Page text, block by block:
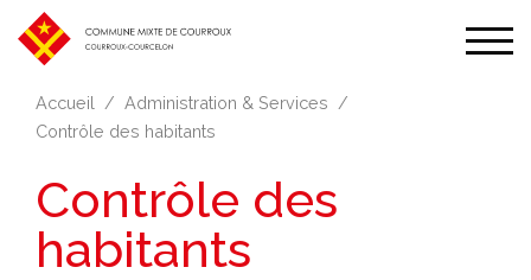
Accueil
Administration & Services
Contrôle des habitants
Contrôle des
habitants